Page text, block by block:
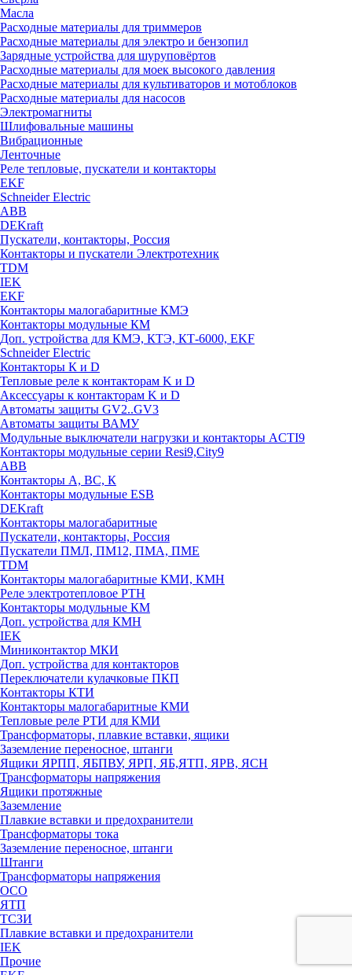
Масла
Расходные материалы для триммеров
Расходные материалы для электро и бензопил
Зарядные устройства для шуруповёртов
Расходные материалы для моек высокого давления
Расходные материалы для культиваторов и мотоблоков
Расходные материалы для насосов
Электромагниты
Шлифовальные машины
Вибрационные
Ленточные
Реле тепловые, пускатели и контакторы
EKF
Schneider Electric
ABB
DEKraft
Пускатели, контакторы, Россия
Контакторы и пускатели Электротехник
TDM
IEK
EKF
Контакторы малогабаритные КМЭ
Контакторы модульные КМ
Доп. устройства для КМЭ, КТЭ, КТ-6000, EKF
Schneider Electric
Контакторы К и D
Тепловые реле к контакторам K и D
Аксессуары к контакторам K и D
Автоматы защиты GV2..GV3
Автоматы защиты ВАМУ
Модульные выключатели нагрузки и контакторы ACTI9
Контакторы модульные серии Resi9,City9
ABB
Контакторы А, ВС, К
Контакторы модульные ESB
DEKraft
Контакторы малогабаритные
Пускатели, контакторы, Россия
Пускатели ПМЛ, ПМ12, ПМА, ПМЕ
TDM
Контакторы малогабаритные КМИ, КМН
Реле электротепловое РТН
Контакторы модульные КМ
Доп. устройства для КМН
IEK
Миниконтактор МКИ
Доп. устройства для контакторов
Переключатели кулачковые ПКП
Контакторы КТИ
Контакторы малогабаритные КМИ
Тепловые реле РTИ для КМИ
Трансформаторы, плавкие вставки, ящики
Заземление переносное, штанги
Ящики ЯРПП, ЯБПВУ, ЯРП, ЯБ,ЯТП, ЯРВ, ЯСН
Трансформаторы напряжения
Ящики протяжные
Заземление
Плавкие вставки и предохранители
Трансформаторы тока
Заземление переносное, штанги
Штанги
Трансформаторы напряжения
ОСО
ЯТП
ТСЗИ
Плавкие вставки и предохранители
IEK
Прочие